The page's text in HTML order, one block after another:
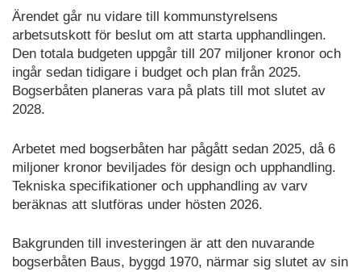
Ärendet går nu vidare till kommunstyrelsens
arbetsutskott för beslut om att starta upphandlingen.
Den totala budgeten uppgår till 207 miljoner kronor och
ingår sedan tidigare i budget och plan från 2025.
Bogserbåten planeras vara på plats till mot slutet av
2028.
Arbetet med bogserbåten har pågått sedan 2025, då 6
miljoner kronor beviljades för design och upphandling.
Tekniska specifikationer och upphandling av varv
beräknas att slutföras under hösten 2026.
Bakgrunden till investeringen är att den nuvarande
bogserbåten Baus, byggd 1970, närmar sig slutet av sin